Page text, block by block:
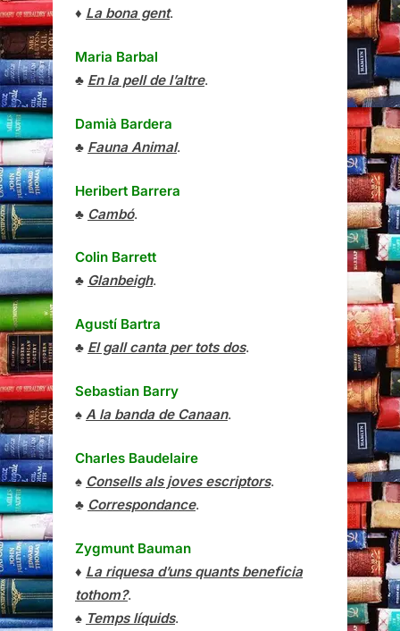
♦ La bona gent.
Maria Barbal
♣ En la pell de l’altre.
Damià Bardera
♣ Fauna Animal.
Heribert Barrera
♣ Cambó.
Colin Barrett
♣ Glanbeigh.
Agustí Bartra
♣ El gall canta per tots dos.
Sebastian Barry
♠ A la banda de Canaan.
Charles Baudelaire
♠ Consells als joves escriptors.
♣ Correspondance.
Zygmunt Bauman
♦ La riquesa d’uns quants beneficia
tothom?.
♠ Temps líquids.